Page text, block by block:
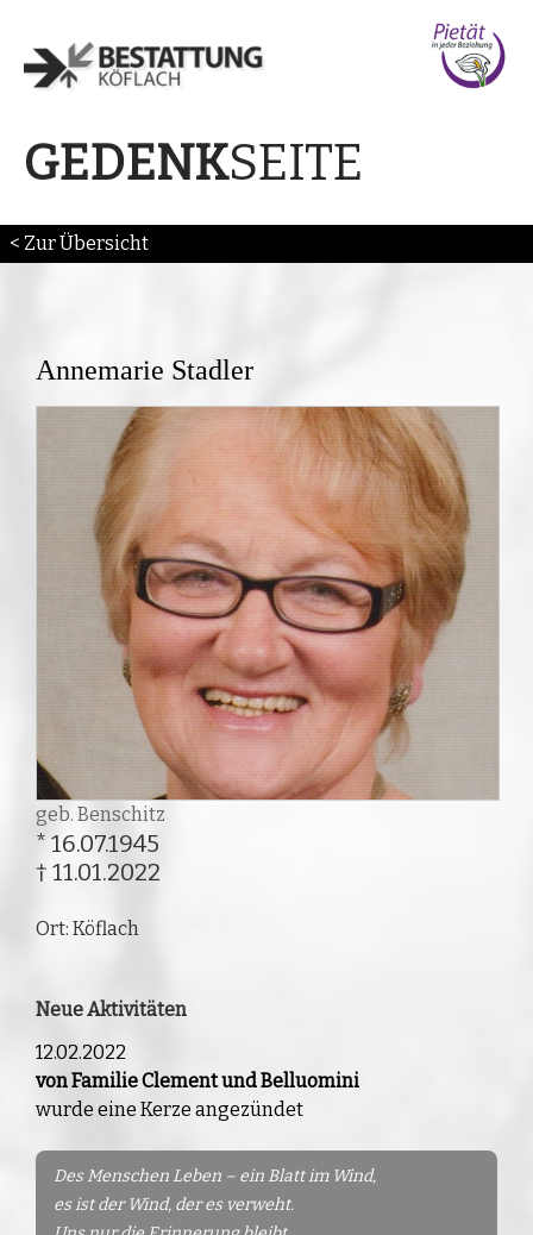
GEDENKSEITE
< Zur Übersicht
Annemarie Stadler
geb. Benschitz
* 16.07.1945
† 11.01.2022
Ort: Köflach
Neue Aktivitäten
12.02.2022
von Familie Clement und Belluomini
wurde eine Kerze angezündet
Des Menschen Leben – ein Blatt im Wind,
es ist der Wind, der es verweht.